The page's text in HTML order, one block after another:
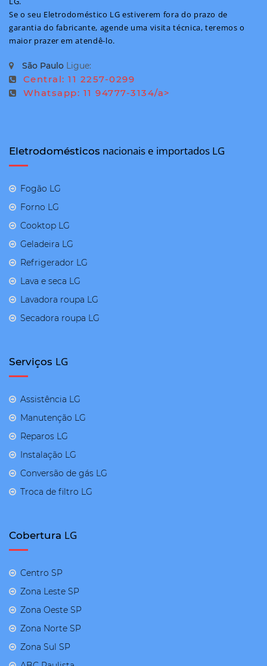
Se o seu Eletrodoméstico LG estiverem fora do prazo de
garantia do fabricante, agende uma visita técnica, teremos o
maior prazer em atendê-lo.
São Paulo Ligue:
Central: 11 2257-0299
Whatsapp: 11 94777-3134/a>
Eletrodomésticos nacionais e importados LG
Fogão LG
Forno LG
Cooktop LG
Geladeira LG
Refrigerador LG
Lava e seca LG
Lavadora roupa LG
Secadora roupa LG
Serviços LG
Assistência LG
Manutenção LG
Reparos LG
Instalação LG
Conversão de gás LG
Troca de filtro LG
Cobertura LG
Centro SP
Zona Leste SP
Zona Oeste SP
Zona Norte SP
Zona Sul SP